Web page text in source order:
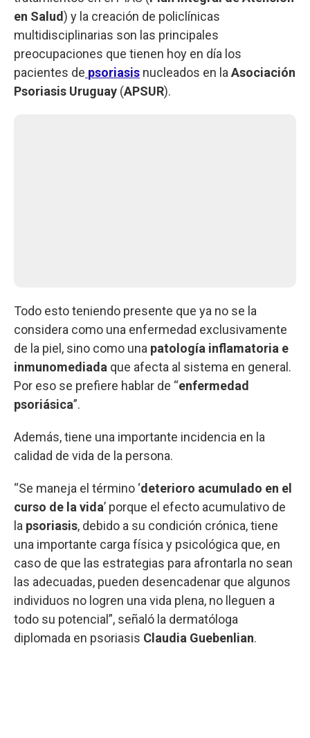
en Salud) y la creación de policlínicas
multidisciplinarias son las principales
preocupaciones que tienen hoy en día los
pacientes de psoriasis nucleados en la Asociación
Psoriasis Uruguay (APSUR).
Todo esto teniendo presente que ya no se la
considera como una enfermedad exclusivamente
de la piel, sino como una patología inflamatoria e
inmunomediada que afecta al sistema en general.
Por eso se prefiere hablar de “enfermedad
psoriásica”.
Además, tiene una importante incidencia en la
calidad de vida de la persona.
“Se maneja el término ‘deterioro acumulado en el
curso de la vida’ porque el efecto acumulativo de
la psoriasis, debido a su condición crónica, tiene
una importante carga física y psicológica que, en
caso de que las estrategias para afrontarla no sean
las adecuadas, pueden desencadenar que algunos
individuos no logren una vida plena, no lleguen a
todo su potencial”, señaló la dermatóloga
diplomada en psoriasis Claudia Guebenlian.